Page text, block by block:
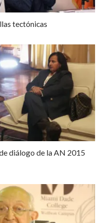
tectónicas
diálogo de la AN 2015